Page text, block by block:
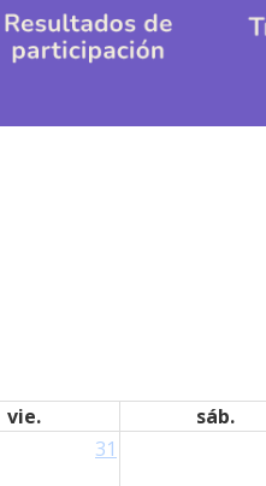
vie. sáb.
31